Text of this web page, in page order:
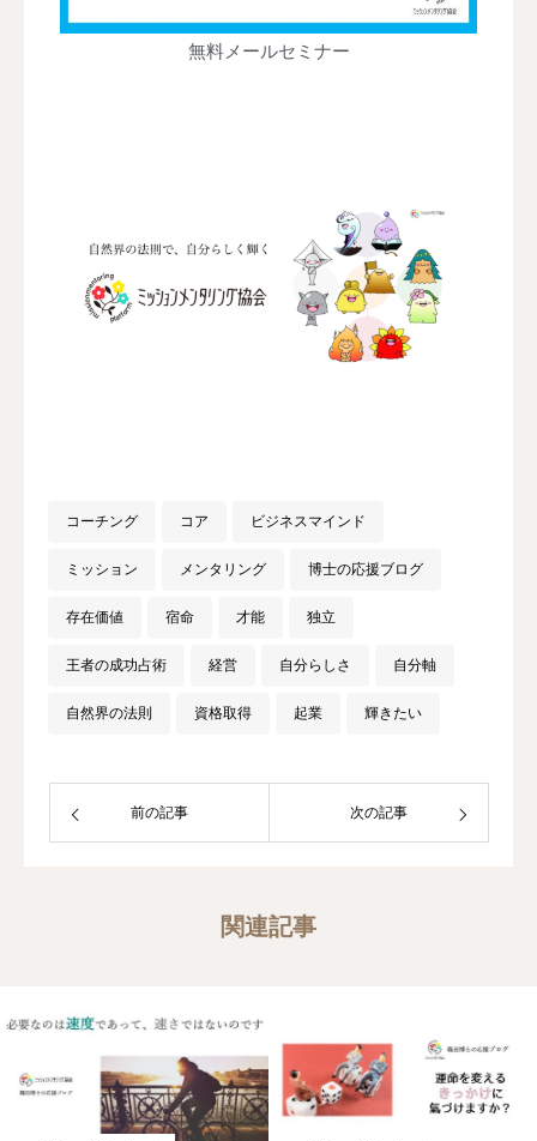
無料メールセミナー
コーチング コア ビジネスマインド
ミッション メンタリング 博士の応援ブログ
存在価値 宿命 才能 独立
王者の成功占術 経営 自分らしさ 自分軸
自然界の法則 資格取得 起業 輝きたい
前の記事 次の記事
関連記事